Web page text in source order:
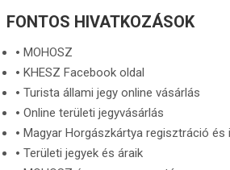
FONTOS HIVATKOZÁSOK
🞄MOHOSZ
🞄KHESZ Facebook oldal
🞄Turista állami jegy online vásárlás
🞄Online területi jegyvásárlás
🞄Magyar Horgászkártya regisztráció és
🞄Területi jegyek és áraik